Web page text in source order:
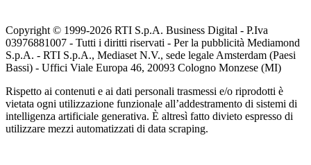
Copyright © 1999-2026 RTI S.p.A. Business Digital - P.Iva
03976881007 - Tutti i diritti riservati - Per la pubblicità Mediamond
S.p.A. - RTI S.p.A., Mediaset N.V., sede legale Amsterdam (Paesi
Bassi) - Uffici Viale Europa 46, 20093 Cologno Monzese (MI)
Rispetto ai contenuti e ai dati personali trasmessi e/o riprodotti è
vietata ogni utilizzazione funzionale all’addestramento di sistemi di
intelligenza artificiale generativa. È altresì fatto divieto espresso di
utilizzare mezzi automatizzati di data scraping.